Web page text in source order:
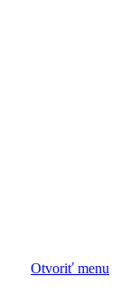
Otvoriť menu